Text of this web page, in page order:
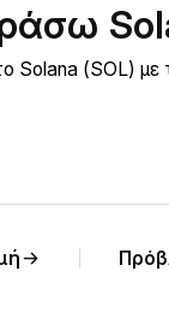
Solana (SOL) με